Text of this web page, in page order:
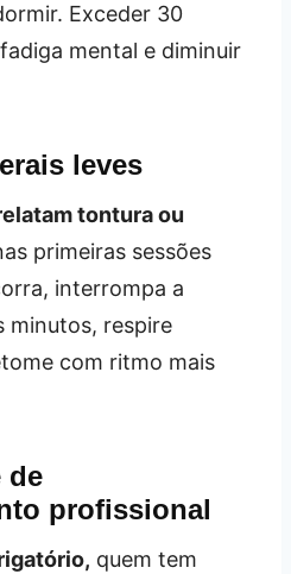
Exceder 30
mental e diminuir
leves
tontura ou
primeiras sessões
interrompa a
minutos, respire
com ritmo mais
de
profissional
quem tem